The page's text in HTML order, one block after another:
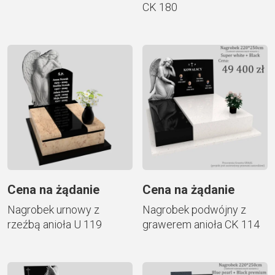
CK 180
Cena na żądanie
Nagrobek urnowy z
rzeźbą anioła U 119
Cena na żądanie
Nagrobek podwójny z
grawerem anioła CK 114